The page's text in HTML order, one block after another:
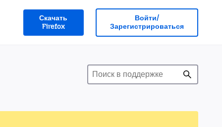
Скачать
Firefox
Войти/
Зарегистрироваться